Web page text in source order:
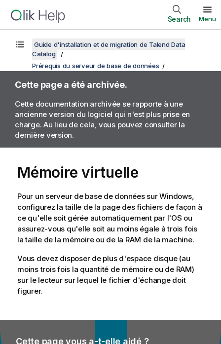
Search Menu
Guide d'installation et de migration de Talend Data
Catalog
Prérequis du serveur de base de données
Cette page a été archivée.
Cette documentation archivée se rapporte à une
ancienne version du logiciel qui n'est plus prise en
charge. Au lieu de cela, vous pouvez consulter la
dernière version.
Mémoire virtuelle
Pour un serveur de base de données sur Windows,
configurez la taille de la page des fichiers de façon à
ce qu'elle soit gérée automatiquement par l'OS ou
assurez-vous qu'elle soit au moins égale à trois fois
la taille de la mémoire ou de la RAM de la machine.
Vous devez disposer de plus d'espace disque (au
moins trois fois la quantité de mémoire ou de RAM)
sur le lecteur sur lequel le fichier d'échange doit
figurer.
Cette page vous a-t-elle aidé ?